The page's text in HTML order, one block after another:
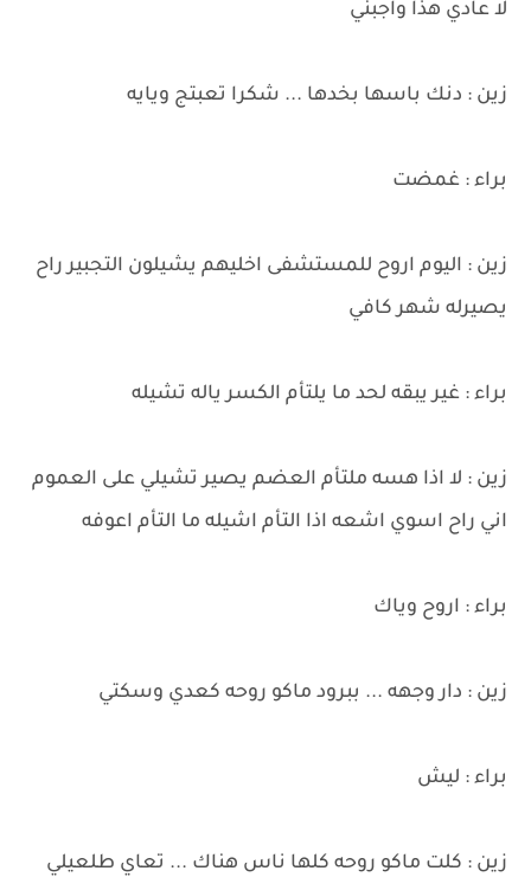
لا عادي هذا واجبني
زين : دنك باسها بخدها ... شكرا تعبتج ويايه
براء : غمضت
زين : اليوم اروح للمستشفى اخليهم يشيلون التجبير راح
يصيرله شهر كافي
براء : غير يبقه لحد ما يلتأم الكسر ياله تشيله
زين : لا اذا هسه ملتأم العضم يصير تشيلي على العموم
اني راح اسوي اشعه اذا التأم اشيله ما التأم اعوفه
براء : اروح وياك
زين : دار وجهه ... ببرود ماكو روحه كعدي وسكتي
براء : ليش
زين : كلت ماكو روحه كلها ناس هناك ... تعاي طلعيلي